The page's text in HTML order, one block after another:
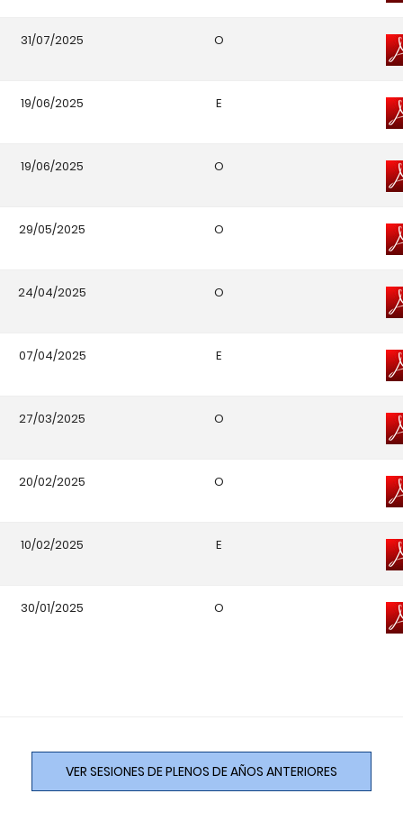
31/07/2025 O
19/06/2025 E
19/06/2025 O
29/05/2025 O
24/04/2025 O
07/04/2025 E
27/03/2025 O
20/02/2025 O
10/02/2025 E
30/01/2025 O
VER SESIONES DE PLENOS DE AÑOS ANTERIORES